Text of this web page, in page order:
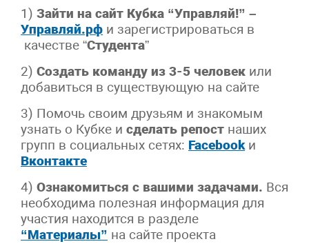
1) Зайти на сайт Кубка “Управляй!” –
Управляй.рф и зарегистрироваться в
качестве “Студента”
2) Создать команду из 3-5 человек или
добавиться в существующую на сайте
3) Помочь своим друзьям и знакомым
узнать о Кубке и сделать репост наших
групп в социальных сетях: Facebook и
Вконтакте
4) Ознакомиться с вашими задачами. Вся
необходима полезная информация для
участия находится в разделе
“Материалы” на сайте проекта